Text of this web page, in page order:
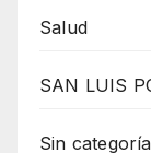
Salud
SAN LUIS
Sin categoría